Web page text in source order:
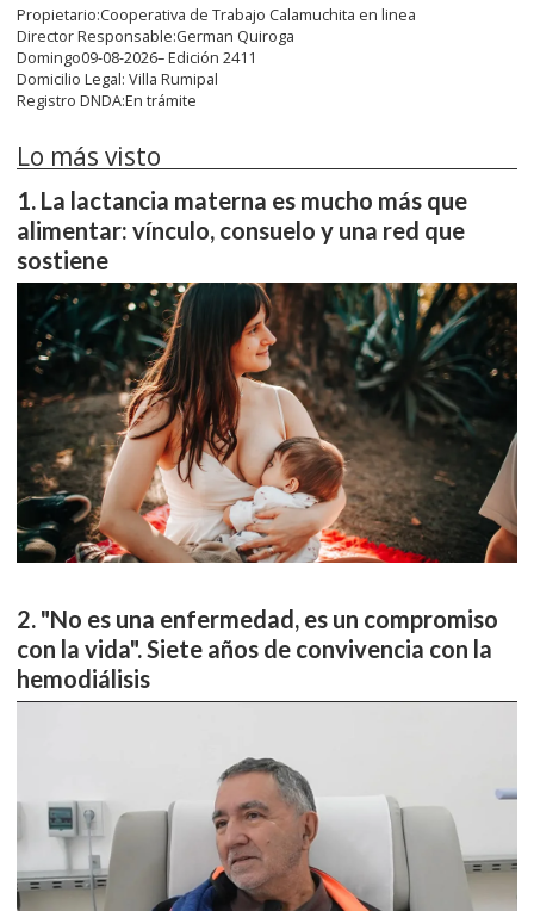
Propietario:Cooperativa de Trabajo Calamuchita en linea
Director Responsable:German Quiroga
Domingo09-08-2026– Edición 2411
Domicilio Legal: Villa Rumipal
Registro DNDA:En trámite
Lo más visto
La lactancia materna es mucho más que
alimentar: vínculo, consuelo y una red que
sostiene
"No es una enfermedad, es un compromiso
con la vida". Siete años de convivencia con la
hemodiálisis